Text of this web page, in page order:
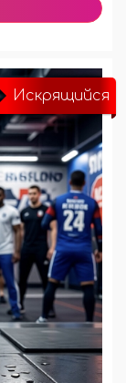
Искрящийся